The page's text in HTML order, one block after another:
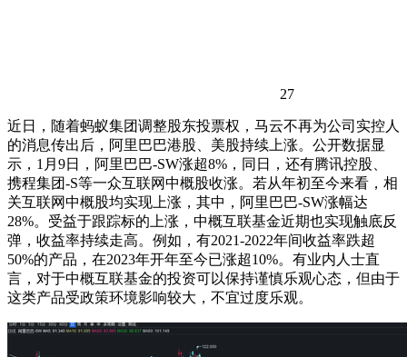
27
近日，随着蚂蚁集团调整股东投票权，马云不再为公司实控人
的消息传出后，阿里巴巴港股、美股持续上涨。公开数据显
示，1月9日，阿里巴巴-SW涨超8%，同日，还有腾讯控股、
携程集团-S等一众互联网中概股收涨。若从年初至今来看，相
关互联网中概股均实现上涨，其中，阿里巴巴-SW涨幅达
28%。受益于跟踪标的上涨，中概互联基金近期也实现触底反
弹，收益率持续走高。例如，有2021-2022年间收益率跌超
50%的产品，在2023年开年至今已涨超10%。有业内人士直
言，对于中概互联基金的投资可以保持谨慎乐观心态，但由于
这类产品受政策环境影响较大，不宜过度乐观。